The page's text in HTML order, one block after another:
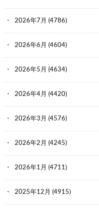
2026年7月 (4786)
2026年6月 (4604)
2026年5月 (4634)
2026年4月 (4420)
2026年3月 (4576)
2026年2月 (4245)
2026年1月 (4711)
2025年12月 (4915)